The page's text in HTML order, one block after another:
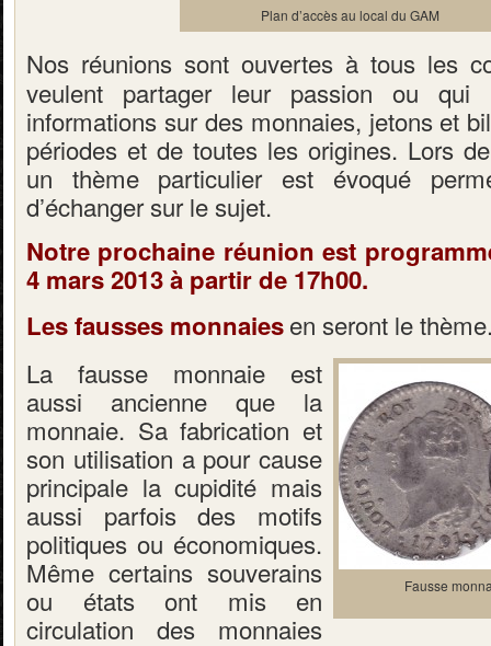
Plan d’accès au local du GAM
Nos réunions sont ouvertes à tous les
veulent partager leur passion ou qui
informations sur des monnaies, jetons et
périodes et de toutes les origines. Lors
un thème particulier est évoqué
d’échanger sur le sujet.
Notre prochaine réunion est
4 mars 2013 à partir de 17h00.
Les fausses monnaiesen seront le
Fausse
La fausse monnaie est
aussi ancienne que la
monnaie. Sa fabrication et
son utilisation a pour cause
principale la cupidité mais
aussi parfois des motifs
politiques ou économiques.
Même certains souverains
ou états ont mis en
circulation des monnaies